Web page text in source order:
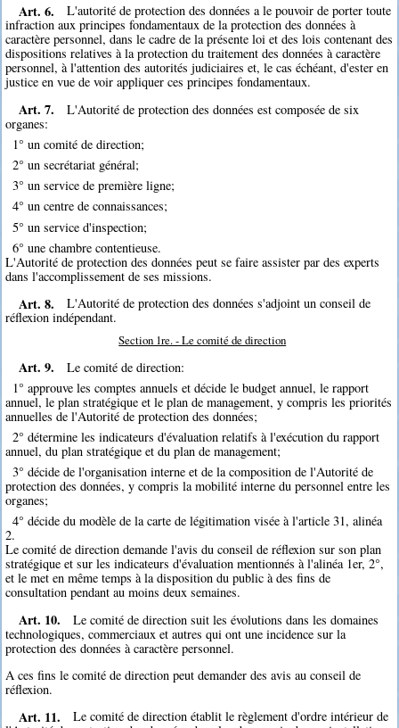
Art. 6.
L'autorité de protection des données a le pouvoir de porter toute
infraction aux principes fondamentaux de la protection des données à
caractère personnel, dans le cadre de la présente loi et des lois contenant des
dispositions relatives à la protection du traitement des données à caractère
personnel, à l'attention des autorités judiciaires et, le cas échéant, d'ester en
justice en vue de voir appliquer ces principes fondamentaux.
Art. 7.
L'Autorité de protection des données est composée de six
organes:
1° un comité de direction;
2° un secrétariat général;
3° un service de première ligne;
4° un centre de connaissances;
5° un service d'inspection;
6° une chambre contentieuse.
L'Autorité de protection des données peut se faire assister par des experts
dans l'accomplissement de ses missions.
Art. 8.
L'Autorité de protection des données s'adjoint un conseil de
réflexion indépendant.
Section 1re. - Le comité de direction
Art. 9.
Le comité de direction:
1° approuve les comptes annuels et décide le budget annuel, le rapport
annuel, le plan stratégique et le plan de management, y compris les priorités
annuelles de l'Autorité de protection des données;
2° détermine les indicateurs d'évaluation relatifs à l'exécution du rapport
annuel, du plan stratégique et du plan de management;
3° décide de l'organisation interne et de la composition de l'Autorité de
protection des données, y compris la mobilité interne du personnel entre les
organes;
4° décide du modèle de la carte de légitimation visée à l'article 31, alinéa
2.
Le comité de direction demande l'avis du conseil de réflexion sur son plan
stratégique et sur les indicateurs d'évaluation mentionnés à l'alinéa 1er, 2°,
et le met en même temps à la disposition du public à des fins de
consultation pendant au moins deux semaines.
Art. 10.
Le comité de direction suit les évolutions dans les domaines
technologiques, commerciaux et autres qui ont une incidence sur la
protection des données à caractère personnel.
A ces fins le comité de direction peut demander des avis au conseil de
réflexion.
Art. 11.
Le comité de direction établit le règlement d'ordre intérieur de